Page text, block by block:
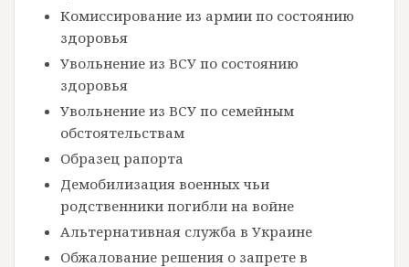
Комиссирование из армии по состоянию
здоровья
Увольнение из ВСУ по состоянию
здоровья
Увольнение из ВСУ по семейным
обстоятельствам
Образец рапорта
Демобилизация военных чьи
родственники погибли на войне
Альтернативная служба в Украине
Обжалование решения о запрете в